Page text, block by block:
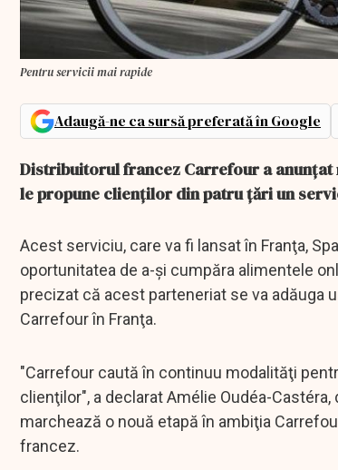
Pentru servicii mai rapide
Adaugă-ne ca sursă preferată în Google
Distribuitorul francez Carrefour a
le propune clienţilor din patru ţări un
Acest serviciu, care va fi lansat în Franţa,
oportunitatea de a-şi cumpăra alimentele
precizat că acest parteneriat se va adăuga
Carrefour în Franţa.
"Carrefour caută în continuu modalităţi
clienţilor", a declarat Amélie Oudéa-
marchează o nouă etapă în ambiţia
francez.